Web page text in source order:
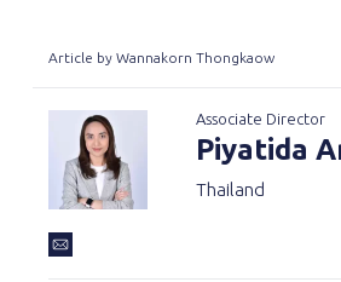
Article by Wannakorn Thongkaow
Associate Director
Piyatida
Thailand